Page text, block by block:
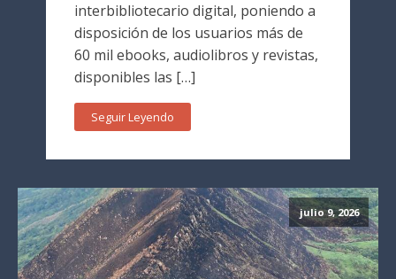
interbibliotecario digital, poniendo a
disposición de los usuarios más de
60 mil ebooks, audiolibros y revistas,
disponibles las […]
Seguir Leyendo
julio 9, 2026